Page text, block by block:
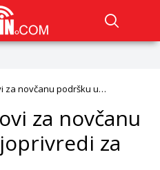
za novčanu podršku u
za novčanu
za